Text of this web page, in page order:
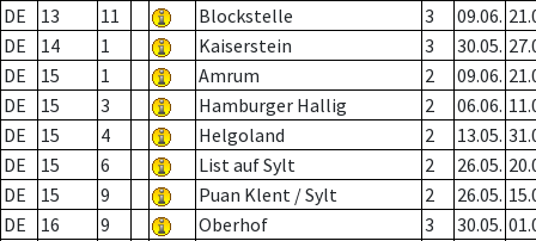
DE
13 11 Blockstelle 3 09.06.
DE
14 1 Kaiserstein 3 30.05.
DE
15 1 Amrum 2 09.06.
DE
15 3 Hamburger Hallig 2 06.06.
DE
15 4 Helgoland 2 13.05.
DE
15 6 List auf Sylt 2 26.05.
DE
15 9 Puan Klent / Sylt 2 26.05.
DE
16 9 Oberhof 3 30.05.